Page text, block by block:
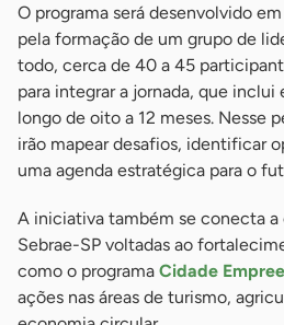
O programa será desenvolvido
pela formação de um grupo de
todo, cerca de 40 a 45
para integrar a jornada, que
longo de oito a 12 meses. Nesse
irão mapear desafios, identificar
uma agenda estratégica para o
A iniciativa também se conecta a
Sebrae-SP voltadas ao
como o programa Cidade
ações nas áreas de turismo,